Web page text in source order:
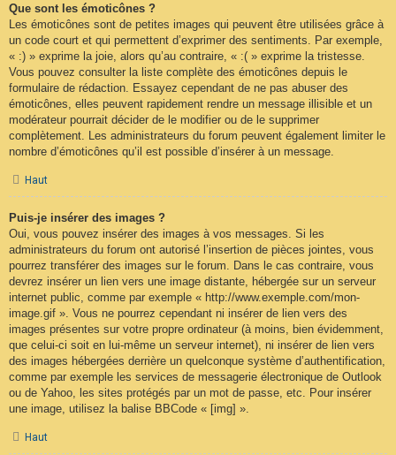
Que sont les émoticônes ?
Les émoticônes sont de petites images qui peuvent être utilisées grâce à
un code court et qui permettent d’exprimer des sentiments. Par exemple,
« :) » exprime la joie, alors qu’au contraire, « :( » exprime la tristesse.
Vous pouvez consulter la liste complète des émoticônes depuis le
formulaire de rédaction. Essayez cependant de ne pas abuser des
émoticônes, elles peuvent rapidement rendre un message illisible et un
modérateur pourrait décider de le modifier ou de le supprimer
complètement. Les administrateurs du forum peuvent également limiter le
nombre d’émoticônes qu’il est possible d’insérer à un message.
Haut
Puis-je insérer des images ?
Oui, vous pouvez insérer des images à vos messages. Si les
administrateurs du forum ont autorisé l’insertion de pièces jointes, vous
pourrez transférer des images sur le forum. Dans le cas contraire, vous
devrez insérer un lien vers une image distante, hébergée sur un serveur
internet public, comme par exemple « http://www.exemple.com/mon-
image.gif ». Vous ne pourrez cependant ni insérer de lien vers des
images présentes sur votre propre ordinateur (à moins, bien évidemment,
que celui-ci soit en lui-même un serveur internet), ni insérer de lien vers
des images hébergées derrière un quelconque système d’authentification,
comme par exemple les services de messagerie électronique de Outlook
ou de Yahoo, les sites protégés par un mot de passe, etc. Pour insérer
une image, utilisez la balise BBCode « [img] ».
Haut